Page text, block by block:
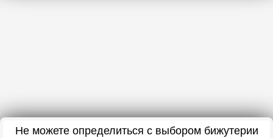
Не можете определиться с выбором бижутерии